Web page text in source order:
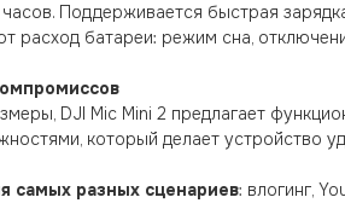
Поддерживается быстрая
расход батареи: режим сна,
DJI Mic Mini 2 предлагает
который делает устройство
самых разных сценариев: влогинг,